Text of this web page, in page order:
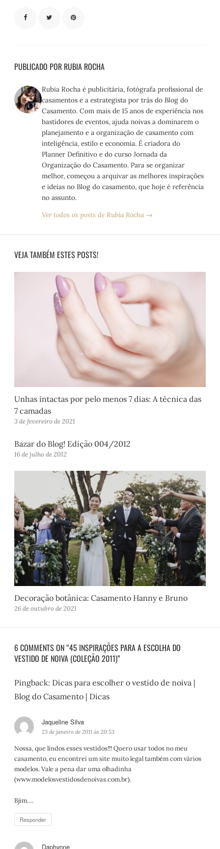
PUBLICADO POR RUBIA ROCHA
Rubia Rocha é publicitária, fotógrafa profissional de
casamentos e a estrategista por trás do Blog do
Casamento. Com mais de 15 anos de experiência nos
bastidores de eventos, ajuda noivas a dominarem o
planejamento e a organização de casamento com
inteligência, estilo e economia. É criadora do
Planner Definitivo e do curso Jornada da
Organização do Casamento. Para se organizar
melhor, começou a arquivar as melhores inspirações
e ideias no Blog do casamento, que hoje é referência
no assunto.
Ver todos os posts de Rubia Rocha →
VEJA TAMBÉM ESTES POSTS!
Unhas intactas por pelo menos 7 dias: A técnica das
7 camadas
3 de fevereiro de 2021
Bazar do Blog! Edição 004/2012
16 de julho de 2012
Decoração botânica: Casamento Hanny e Bruno
26 de outubro de 2021
6 COMMENTS ON “45 INSPIRAÇÕES PARA A ESCOLHA DO
VESTIDO DE NOIVA (COLEÇÃO 2011)”
Pingback: Dicas para escolher o vestido de noiva |
Blog do Casamento | Dicas
Jaqueline Silva
i
s
e
:
23 de janeiro de 2011 às 20:53
Nossa, que lindos esses vestidos!!! Quero usar todos no meu
casamento, eu encontrei um site muito legal também com vários
modelos. Vale a pena dar uma olhadinha
(www.modelosvestidosdenoivas.com.br).
Bjim….
Responder
Daphynne